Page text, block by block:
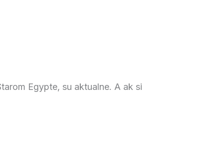
Egypte, su aktualne. A ak si